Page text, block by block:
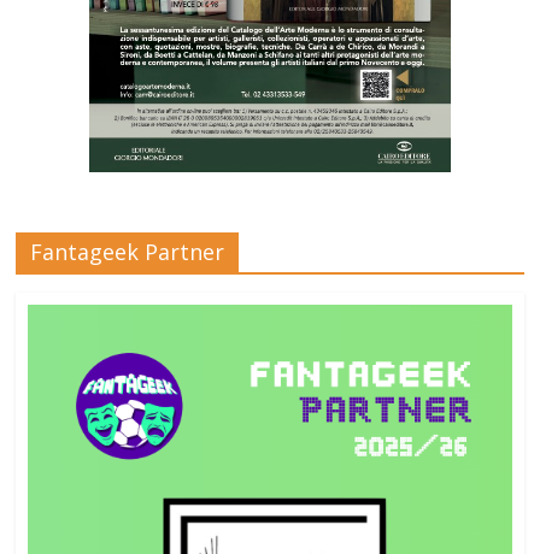
Fantageek Partner